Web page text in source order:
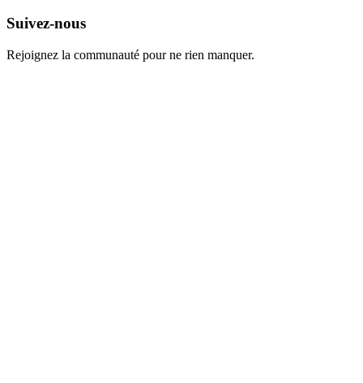
Suivez-nous
Rejoignez la communauté pour ne rien manquer.